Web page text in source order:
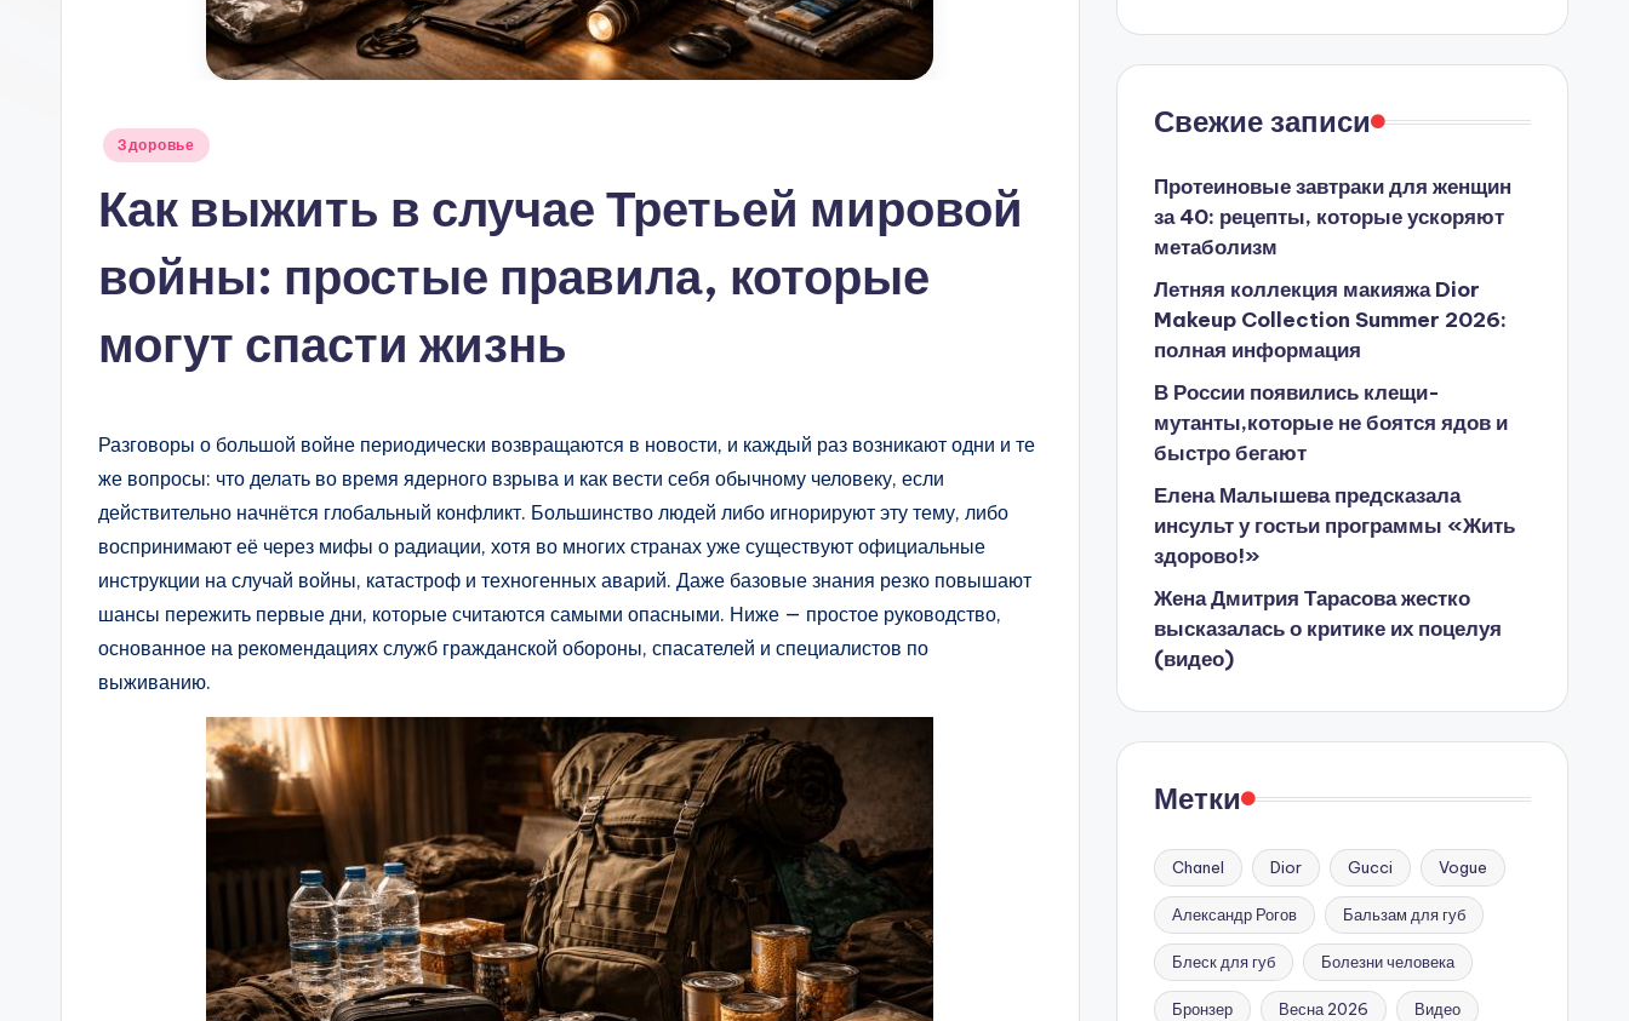
Опубликовано
Здоровье
Как выжить в случае Третьей мировой
войны: простые правила, которые
могут спасти жизнь
Разговоры о большой войне периодически возвращаются в новости, и каждый раз возникают одни и те
же вопросы: что делать во время ядерного взрыва и как вести себя обычному человеку, если
действительно начнётся глобальный конфликт. Большинство людей либо игнорируют эту тему, либо
воспринимают её через мифы о радиации, хотя во многих странах уже существуют официальные
инструкции на случай войны, катастроф и техногенных аварий. Даже базовые знания резко повышают
шансы пережить первые дни, которые считаются самыми опасными. Ниже — простое руководство,
основанное на рекомендациях служб гражданской обороны, спасателей и специалистов по
выживанию.
Свежие записи
Протеиновые завтраки для женщин
за 40: рецепты, которые ускоряют
метаболизм
Летняя коллекция макияжа Dior
Makeup Collection Summer 2026:
полная информация
В России появились клещи-
мутанты,которые не боятся ядов и
быстро бегают
Елена Малышева предсказала
инсульт у гостьи программы «Жить
здорово!»
Жена Дмитрия Тарасова жестко
высказалась о критике их поцелуя
(видео)
Метки
Chanel Dior Gucci Vogue
Александр Рогов Бальзам для губ
Блеск для губ Болезни человека
Бронзер Весна 2026 Видео